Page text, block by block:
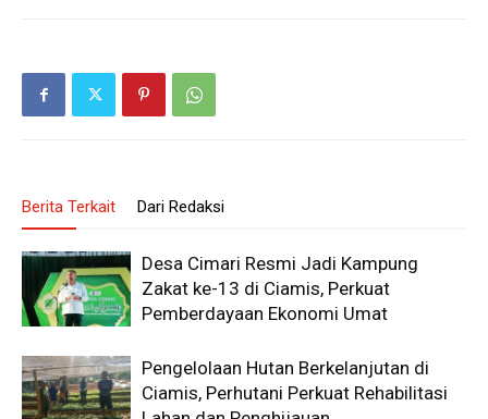
Berita Terkait Dari Redaksi
Desa Cimari Resmi Jadi Kampung
Zakat ke-13 di Ciamis, Perkuat
Pemberdayaan Ekonomi Umat
Pengelolaan Hutan Berkelanjutan di
Ciamis, Perhutani Perkuat Rehabilitasi